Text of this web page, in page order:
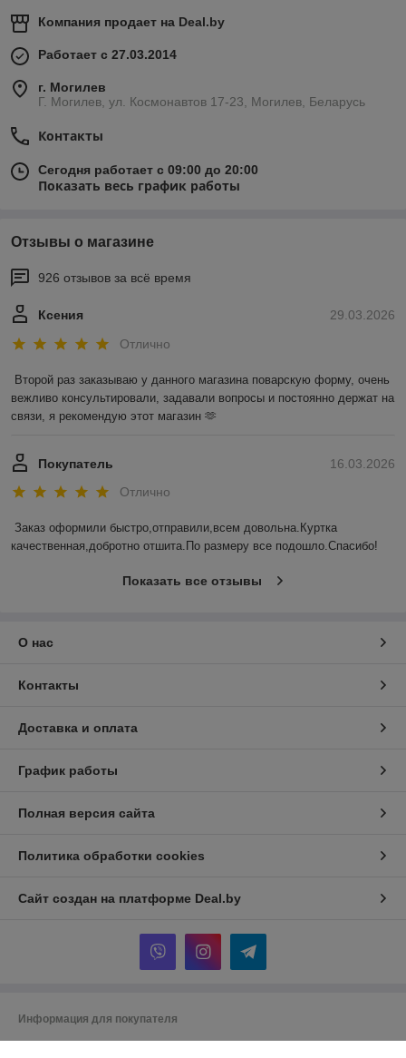
Компания продает на Deal.by
Работает с 27.03.2014
г. Могилев
Г. Могилев, ул. Космонавтов 17-23, Могилев, Беларусь
Контакты
Сегодня работает с 09:00 до 20:00
Показать весь график работы
Отзывы о магазине
926 отзывов за всё время
29.03.2026
Ксения
Отлично
Второй раз заказываю у данного магазина поварскую форму, очень
вежливо консультировали, задавали вопросы и постоянно держат на
связи, я рекомендую этот магазин 🫶
16.03.2026
Покупатель
Отлично
Заказ оформили быстро,отправили,всем довольна.Куртка
качественная,добротно отшита.По размеру все подошло.Спасибо!
Показать все отзывы
О нас
Контакты
Доставка и оплата
График работы
Полная версия сайта
Политика обработки cookies
Сайт создан на платформе Deal.by
Информация для покупателя